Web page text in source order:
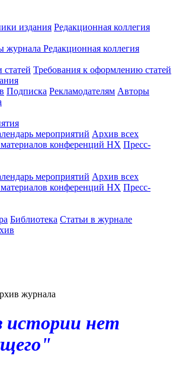
издания Редакционная коллегия
журнала Редакционная коллегия
Требования к оформлению статей
Подписка Рекламодателям Авторы
мероприятий Архив всех
конференций НХ Пресс-
мероприятий Архив всех
конференций НХ Пресс-
Библиотека Статьи в журнале
журнала
истории нет